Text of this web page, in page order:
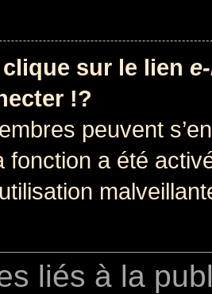
sur le lien
!?
peuvent
fonction a été
liés à la